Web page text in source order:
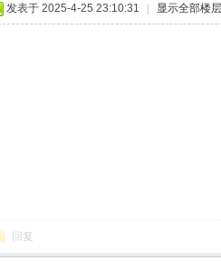
发表于 2025-4-25 23:10:31 显示全部楼层
回复